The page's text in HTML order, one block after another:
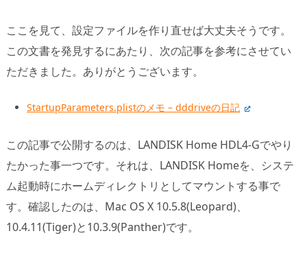
ここを見て、設定ファイルを作り直せば大丈夫そうです。
この文書を発見するにあたり、次の記事を参考にさせてい
ただきました。ありがとうございます。
StartupParameters.plistのメモ – dddriveの日記
この記事で公開するのは、LANDISK Home HDL4-Gでやり
たかった事一つです。それは、LANDISK Homeを、システ
ム起動時にホームディレクトリとしてマウントする事で
す。確認したのは、Mac OS X 10.5.8(Leopard)、
10.4.11(Tiger)と10.3.9(Panther)です。